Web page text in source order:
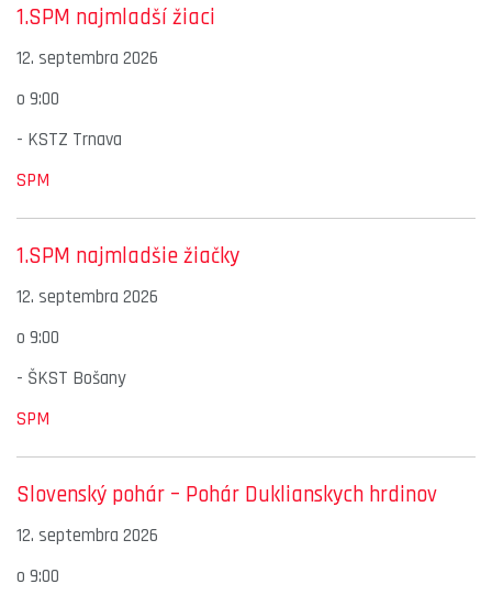
1.SPM najmladší žiaci
12. septembra 2026
o 9:00
- KSTZ Trnava
SPM
1.SPM najmladšie žiačky
12. septembra 2026
o 9:00
- ŠKST Bošany
SPM
Slovenský pohár – Pohár Duklianskych hrdinov
12. septembra 2026
o 9:00